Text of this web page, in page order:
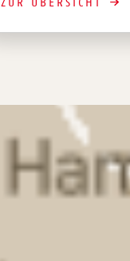
ZUR ÜBERSICHT